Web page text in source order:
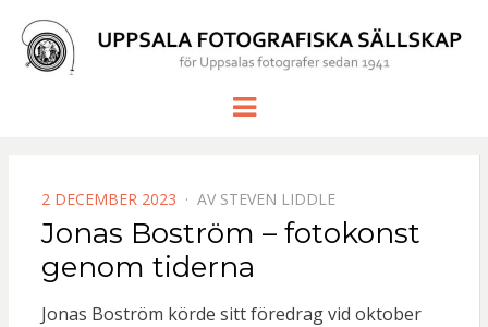
UPPSALA
SÄLLSKAP
Meny
PUBLICERAD
DEN
2 DECEMBER 2023 AV STEVEN LIDDLE
Jonas Boström – fotokonst
genom tiderna
Jonas Boström körde sitt föredrag vid oktober